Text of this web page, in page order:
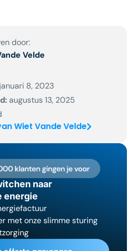
door:
Velde
januari 8, 2023
augustus 13, 2025
Wiet Vande Velde
naar
energie
met onze slimme sturing